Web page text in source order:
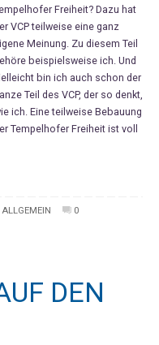
Freiheit? Dazu hat
VCP teilweise eine ganz
Meinung. Zu diesem Teil
beispielsweise ich. Und
bin ich auch schon der
Teil des VCP, der so denkt,
ich. Eine teilweise Bebauung
Tempelhofer Freiheit ist voll
ALLGEMEIN 0
DEN